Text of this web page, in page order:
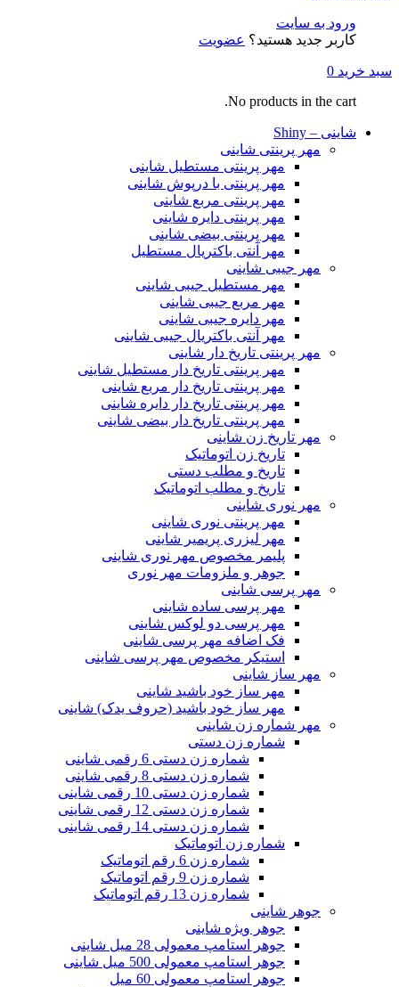
ورود به سایت
کاربر جدید هستید؟ عضویت
سبد خرید 0
No products in the cart.
شاینی – Shiny
مهر پرینتی شاینی
مهر پرینتی مستطیل شاینی
مهر پرینتی با درپوش شاینی
مهر پرینتی مربع شاینی
مهر پرینتی دایره شاینی
مهر پرینتی بیضی شاینی
مهر آنتی باکتریال مستطیل
مهر جیبی شاینی
مهر مستطیل جیبی شاینی
مهر مربع جیبی شاینی
مهر دایره جیبی شاینی
مهر آنتی باکتریال جیبی شاینی
مهر پرینتی تاریخ دار شاینی
مهر پرینتی تاریخ دار مستطیل شاینی
مهر پرینتی تاریخ دار مربع شاینی
مهر پرینتی تاریخ دار دایره شاینی
مهر پرینتی تاریخ دار بیضی شاینی
مهر تاریخ زن شاینی
تاریخ زن اتوماتیک
تاریخ و مطلب دستی
تاریخ و مطلب اتوماتیک
مهر نوری شاینی
مهر پرینتی نوری شاینی
مهر لیزری پریمیر شاینی
پلیمر مخصوص مهر نوری شاینی
جوهر و ملزومات مهر نوری
مهر پرسی شاینی
مهر پرسی ساده شاینی
مهر پرسی دو لوکس شاینی
فک اضافه مهر پرسی شاینی
استیکر مخصوص مهر پرسی شاینی
مهر ساز شاینی
مهر ساز خود باشید شاینی
مهر ساز خود باشید (حروف یدک) شاینی
مهر شماره زن شاینی
شماره زن دستی
شماره زن دستی 6 رقمی شاینی
شماره زن دستی 8 رقمی شاینی
شماره زن دستی 10 رقمی شاینی
شماره زن دستی 12 رقمی شاینی
شماره زن دستی 14 رقمی شاینی
شماره زن اتوماتیک
شماره زن 6 رقم اتوماتیک
شماره زن 9 رقم اتوماتیک
شماره زن 13 رقم اتوماتیک
جوهر شاینی
جوهر ویژه شاینی
جوهر استامپ معمولی 28 میل شاینی
جوهر استامپ معمولی 500 میل شاینی
جوهر استامپ معمولی 60 میل